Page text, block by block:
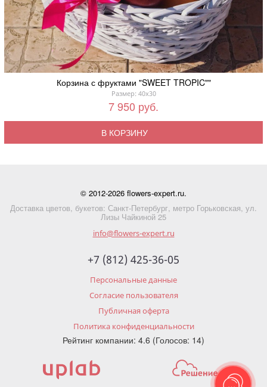
Корзина с фруктами "SWEET TROPIC""
Размер: 40x30
7 950 руб.
В КОРЗИНУ
© 2012-2026 flowers-expert.ru.
Доставка цветов, букетов: Санкт-Петербург, метро Горьковская, ул.
Лизы Чайкиной 25
info@flowers-expert.ru
+7 (812) 425-36-05
Персональные данные
Согласие пользователя
Публичная оферта
Политика конфиденциальности
Рейтинг компании: 4.6 (Голосов: 14)